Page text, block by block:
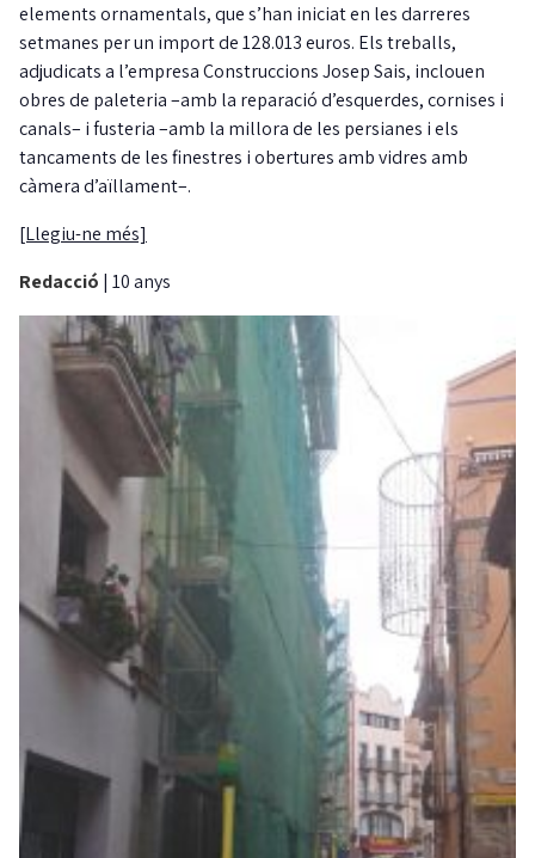
elements ornamentals, que s’han iniciat en les darreres
setmanes per un import de 128.013 euros. Els treballs,
adjudicats a l’empresa Construccions Josep Sais, inclouen
obres de paleteria –amb la reparació d’esquerdes, cornises i
canals– i fusteria –amb la millora de les persianes i els
tancaments de les finestres i obertures amb vidres amb
càmera d’aïllament–.
[Llegiu-ne més]
Redacció | 10 anys